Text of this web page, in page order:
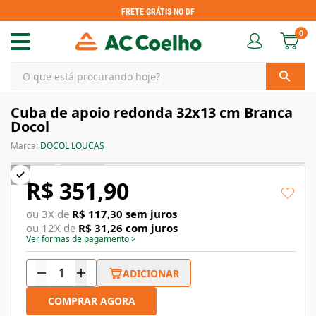
FRETE GRÁTIS NO DF
0
Cuba de apoio redonda 32x13 cm Branca
Docol
Marca: DOCOL LOUCAS
R$ 351,90
ou 3X de R$ 117,30 sem juros
ou 12X de R$ 31,26 com juros
Ver formas de pagamento>
ADICIONAR
COMPRAR AGORA